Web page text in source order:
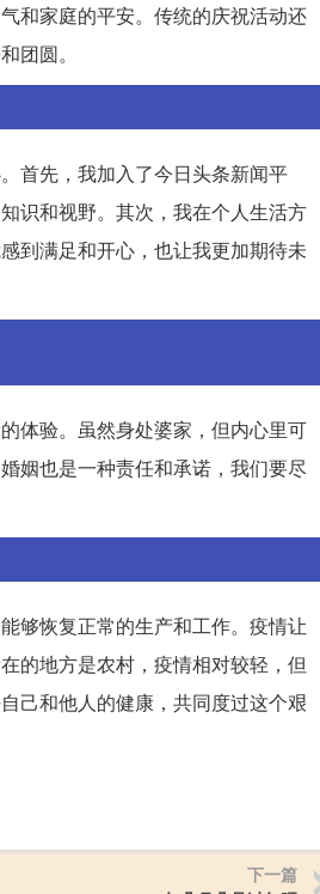
和家庭的平安。传统的庆祝活动还
团圆。
首先，我加入了今日头条新闻平
识和视野。其次，我在个人生活方
到满足和开心，也让我更加期待未
体验。虽然身处婆家，但内心里可
姻也是一种责任和承诺，我们要尽
够恢复正常的生产和工作。疫情让
的地方是农村，疫情相对较轻，但
己和他人的健康，共同度过这个艰
下一篇